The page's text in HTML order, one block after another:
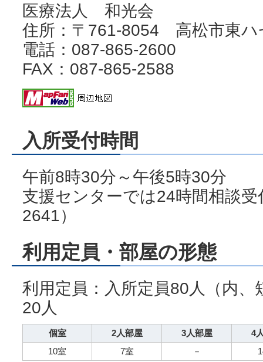
医療法人 和光会
住所：〒761-8054 高松市東ハ
電話：087-865-2600
FAX：087-865-2588
入所受付時間
午前8時30分～午後5時30分
支援センターでは24時間相談
2641）
利用定員・部屋の形態
利用定員：入所定員80人（内、
20人
個室 2人部屋 3人部屋
4
10室
7室 －